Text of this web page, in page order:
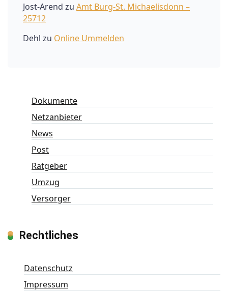
Jost-Arend zu Amt Burg-St. Michaelisdonn –
25712
Dehl zu Online Ummelden
Dokumente
Netzanbieter
News
Post
Ratgeber
Umzug
Versorger
Rechtliches
Datenschutz
Impressum